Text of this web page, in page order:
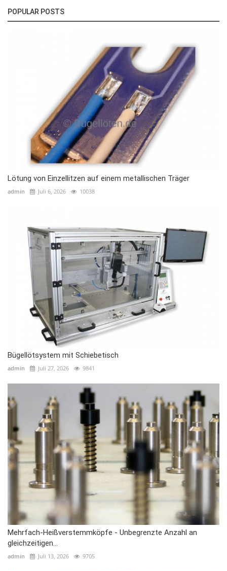
POPULAR POSTS
Lötung von Einzellitzen auf einem metallischen Träger
admin Juli 6, 2026 10038
Bügellötsystem mit Schiebetisch
admin Juli 27, 2026 9841
Mehrfach-Heißverstemmköpfe - Unbegrenzte Anzahl an
gleichzeitigen...
admin Juli 13, 2026 9705